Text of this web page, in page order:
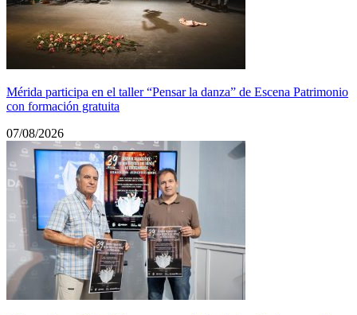
Mérida participa en el taller “Pensar la danza” de Escena Patrimonio
con formación gratuita
07/08/2026